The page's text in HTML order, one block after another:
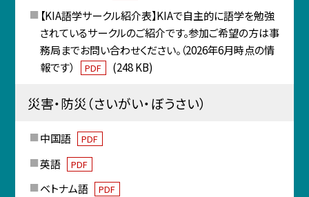
【KIA語学サークル紹介表】KIAで自主的に語学を勉強
されているサークルのご紹介です。参加ご希望の方は事
務局までお問い合わせください。（2026年6月時点の情
報です）
PDF (248 KB)
災害・防災（さいがい・ぼうさい）
中国語 PDF
英語 PDF
ベトナム語 PDF